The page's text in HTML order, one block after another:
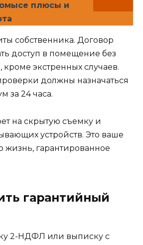
плюсы и
собственника. Договор
доступ в помещение без
кроме экстренных случаев.
должны назначаться
за 24 часа.
на скрытую съемку и
устройств. Это ваше
жизнь, гарантированное
гарантийный
2-НДФЛ или выписку с